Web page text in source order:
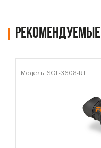
Рекомендуемые
Модель: SOL-3608-RT